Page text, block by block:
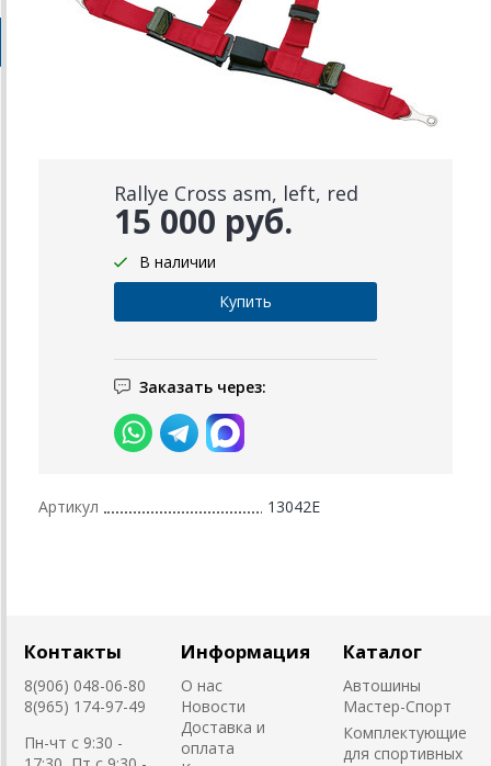
Rallye Cross asm, left, red
15 000 руб.
В наличии
Заказать через:
Артикул 13042E
Контакты
8(906) 048-06-80
8(965) 174-97-49
Пн-чт с 9:30 -
Информация
О нас
Новости
Доставка и
оплата
Каталог
Автошины
Мастер-Спорт
Комплектующие
для спортивных